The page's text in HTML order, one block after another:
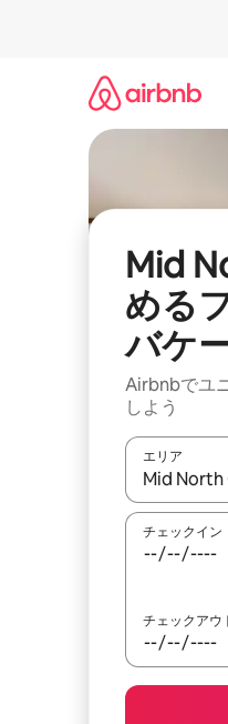
Mid
める
バケ
Airbnbでユ
しよう
エリア
検索結果が
チェックイン
チェックアウ